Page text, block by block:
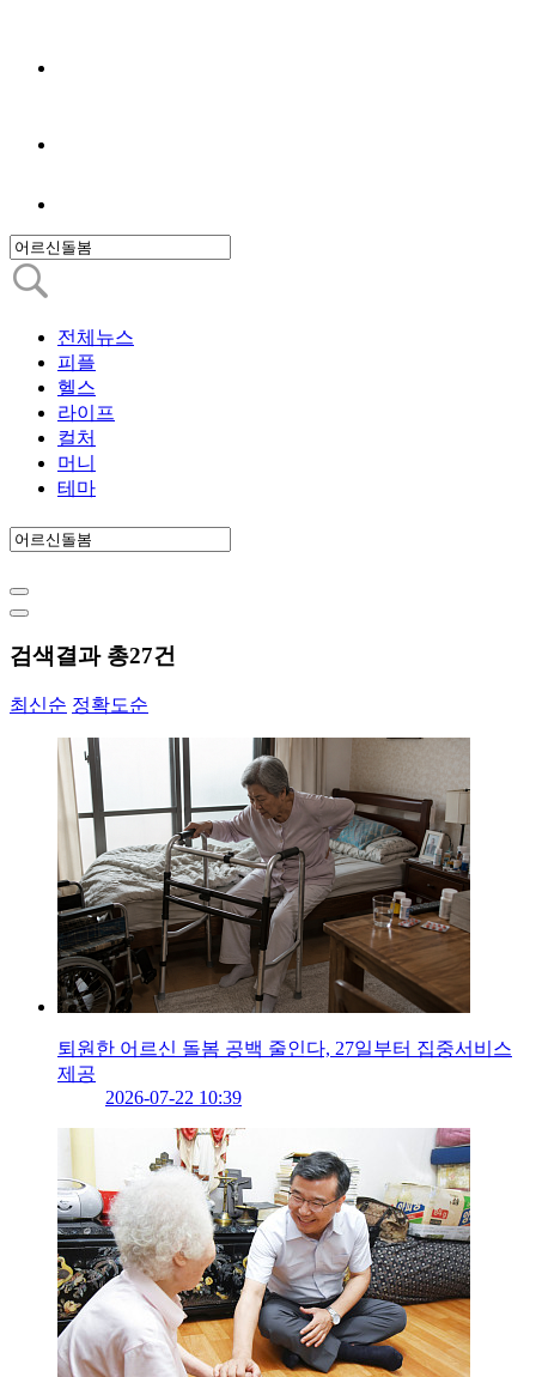
전체뉴스
피플
헬스
라이프
컬처
머니
테마
검색결과 총27건
최신순 정확도순
퇴원한 어르신 돌봄 공백 줄인다, 27일부터 집중서비스
제공
2026-07-22 10:39